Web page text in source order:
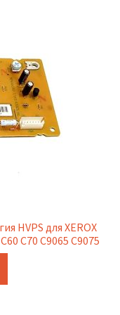
HVPS для XEROX
C70 C9065 C9075